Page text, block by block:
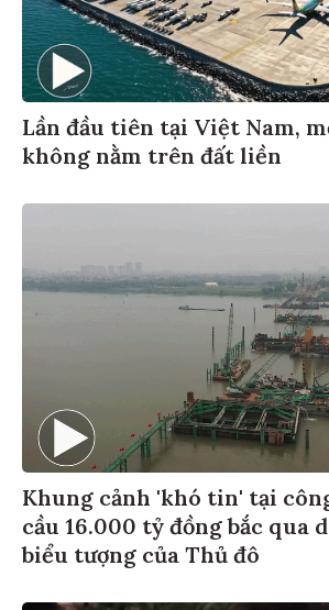
Lần đầu tiên tại Việt Nam,
không nằm trên đất liền
Khung cảnh 'khó tin' tại
cầu 16.000 tỷ đồng bắc qua
biểu tượng của Thủ đô